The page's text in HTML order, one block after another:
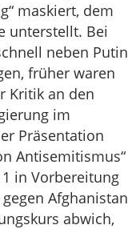
maskiert, dem
unterstellt. Bei
neben Putin
früher waren
Kritik an den
im
Präsentation
Antisemitismus“
in Vorbereitung
Afghanistan
abwich,